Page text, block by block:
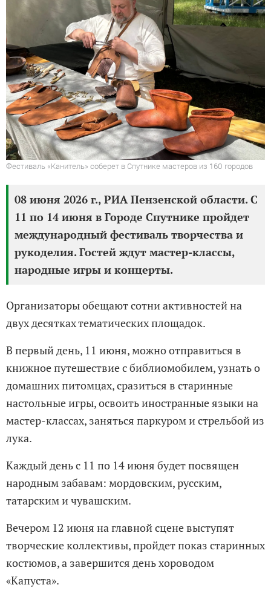
Фестиваль «Канитель» соберет в Спутнике мастеров из 160 городов
08 июня 2026 г., РИА Пензенской области. С
11 по 14 июня в Городе Спутнике пройдет
международный фестиваль творчества и
рукоделия. Гостей ждут мастер-классы,
народные игры и концерты.
Организаторы обещают сотни активностей на
двух десятках тематических площадок.
В первый день, 11 июня, можно отправиться в
книжное путешествие с библиомобилем, узнать о
домашних питомцах, сразиться в старинные
настольные игры, освоить иностранные языки на
мастер-классах, заняться паркуром и стрельбой из
лука.
Каждый день с 11 по 14 июня будет посвящен
народным забавам: мордовским, русским,
татарским и чувашским.
Вечером 12 июня на главной сцене выступят
творческие коллективы, пройдет показ старинных
костюмов, а завершится день хороводом
«Капуста».